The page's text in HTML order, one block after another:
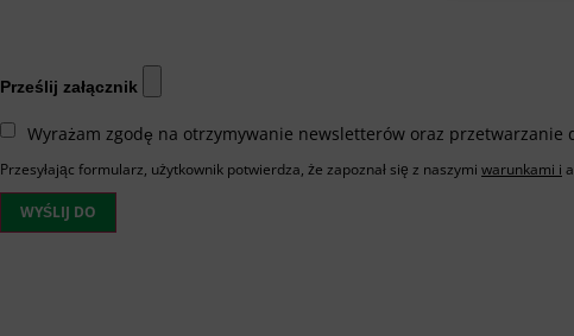
Prześlij załącznik
Wyrażam zgodę na otrzymywanie newsletterów oraz przetwarzanie
Przesyłając formularz, użytkownik potwierdza, że zapoznał się z naszymi warunkami i
WYŚLIJ DO